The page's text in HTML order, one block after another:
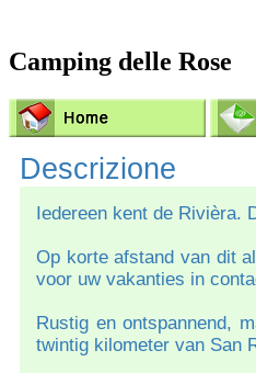
Camping delle Rose
Descrizione
Iedereen kent de Rivièra.
Op korte afstand van dit
voor uw vakanties in
Rustig en ontspannend,
twintig kilometer van San